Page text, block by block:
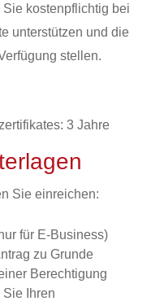
kostenpflichtig bei
unterstützen und die
stellen.
3 Jahre
Sie einreichen:
für E-Business)
zu Grunde
Berechtigung
Ihren